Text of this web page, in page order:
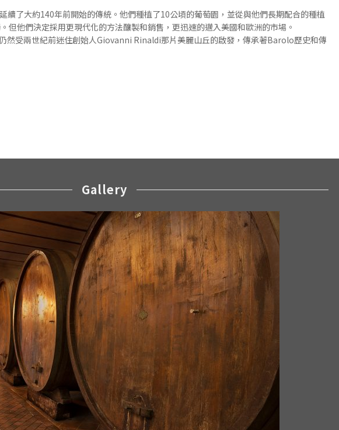
了大約140年前開始的傳統。他們種植了10公頃的葡萄園，並從與他們長期配合的種植
但他們決定採用更現代化的方法釀製和銷售，更迅速的邁入美國和歐洲的市場。
然受兩世紀前迷住創始人Giovanni Rinaldi那片美麗山丘的啟發，傳承著Barolo歷史和傳
Gallery